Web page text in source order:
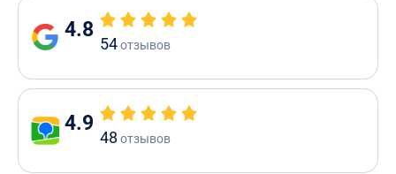
4.8
54отзывов
4.9
48 отзывов